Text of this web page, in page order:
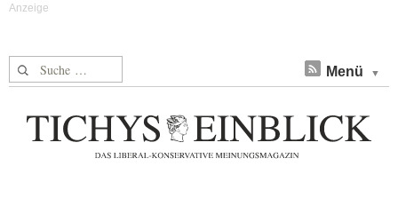
Suche nach: Menü